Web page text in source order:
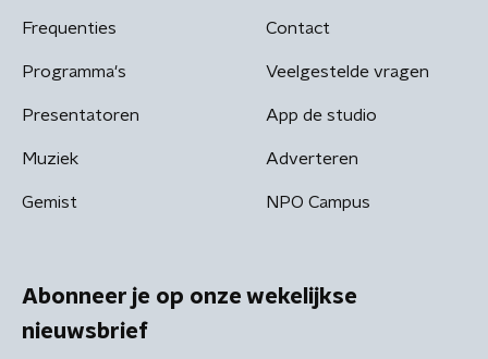
Frequenties
Programma's
Presentatoren
Muziek
Gemist
Contact
Veelgestelde vragen
App de studio
Adverteren
NPO Campus
Abonneer je op onze wekelijkse
nieuwsbrief